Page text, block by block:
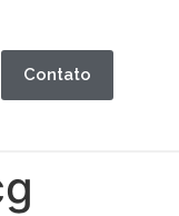
Contato